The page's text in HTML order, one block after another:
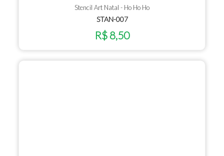
Stencil Art Natal - Ho Ho Ho
STAN-007
R$ 8,50